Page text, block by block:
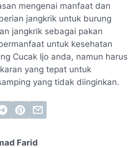
mengenai manfaat dan
jangkrik untuk burung
jangkrik sebagai pakan
untuk kesehatan
Cucak Ijo anda, namun harus
yang tepat untuk
yang tidak diinginkan.
Farid